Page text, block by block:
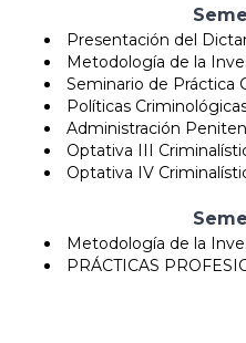
Presentación del
Metodología de la
Seminario de Práctica
Políticas
Administración
Optativa III
Optativa IV
Metodología de la
PRÁCTICAS